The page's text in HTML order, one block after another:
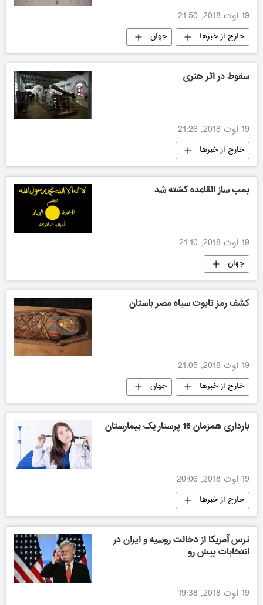
19 اوت 2018, 21:50
خارج از خبرها جهان
سقوط در اثر هنری
19 اوت 2018, 21:26
خارج از خبرها
بمب ساز القاعده کشته شد
19 اوت 2018, 21:10
جهان
کشف رمز تابوت سیاه مصر باستان
19 اوت 2018, 21:05
خارج از خبرها جهان
بارداری همزمان 16 پرستار یک بیمارستان
19 اوت 2018, 20:06
خارج از خبرها
ترس آمریکا از دخالت روسيه و ايران در
انتخابات پیش رو
19 اوت 2018, 19:38